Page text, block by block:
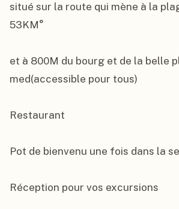
situé sur la route qui mène à la
53KM°
et à 800M du bourg et de la belle
med(accessible pour tous)
Restaurant
Pot de bienvenu une fois dans la
Réception pour vos excursions